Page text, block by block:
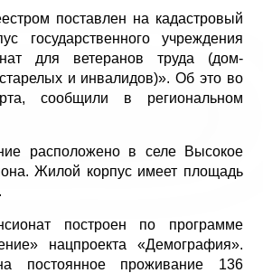
поставлен на кадастровый
государственного учреждения
для ветеранов труда (дом-
и инвалидов)». Об это во
сообщили в региональном
расположено в селе Высокое
Жилой корпус имеет площадь
построен по программе
нацпроекта «Демография».
постоянное проживание 136